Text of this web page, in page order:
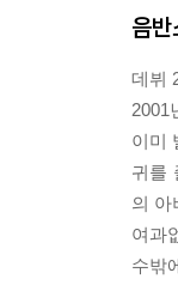
음반
데뷔
2001
이미
귀를
의 아
여과
수밖